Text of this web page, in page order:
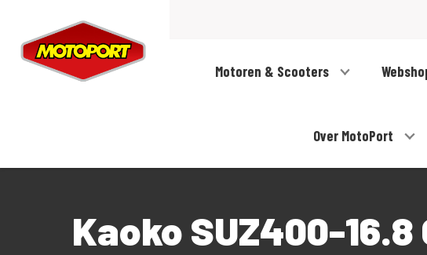
Motoren & Scooters
Over MotoPort
Kaoko SUZ400-